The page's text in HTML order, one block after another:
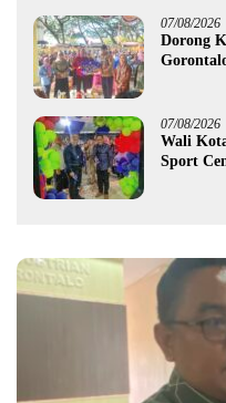
07/08/2026
Dorong
07/08/2026
Wali
Sport